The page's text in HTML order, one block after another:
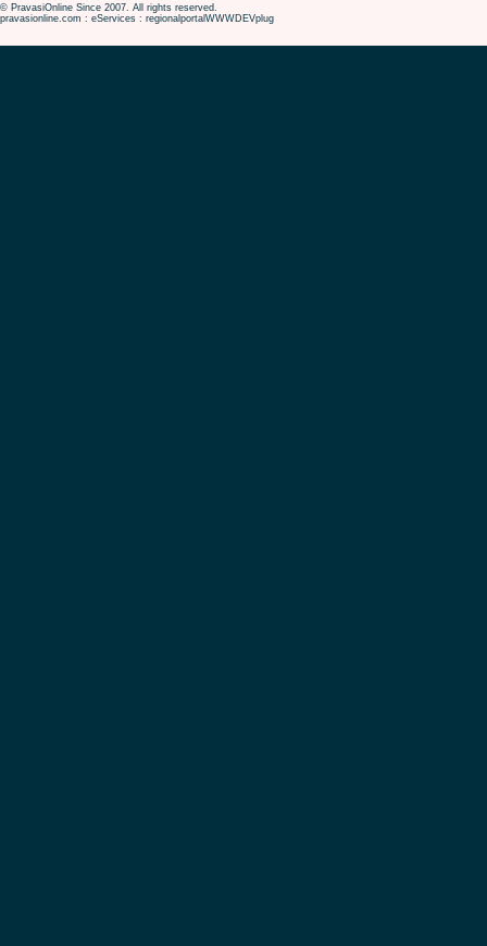
© PravasiOnline Since 2007. All rights reserved.
pravasionline.com : eServices : regionalportalWWWDEVplug